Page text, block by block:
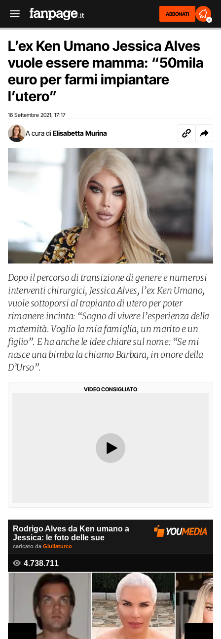
ABBONATI
2
L’ex Ken Umano Jessica Alves
vuole essere mamma: “50mila
euro per farmi impiantare
l’utero”
16 Settembre 2021 17:17
A cura di Elisabetta Murina
Dopo il percorso di transizione di genere e numerosi
interventi chirurgici, Jessica Alves, l’ex Ken Umano,
vuole sottoporsi al trapianto di utero per poter
rimanere incinta: “Sogno di vivere l’esperienza della
maternità. Voglio la mia famiglia, un marito e un
figlio”. E ha anche le idee chiare sul nome: “Se mi
nasce una bimba la chiamo Barbara, in onore della
D’Urso”.
VIDEO CONSIGLIATO